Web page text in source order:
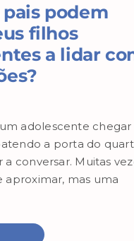
pais podem
filhos
a lidar
adolescente chegar
a porta do
a conversar. Muitas
aproximar, mas uma